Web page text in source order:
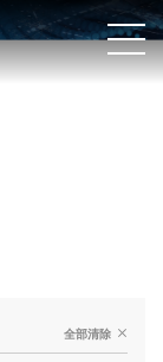
全部清除